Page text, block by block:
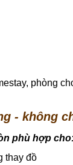
phòng
- không
phù hợp
thay đồ